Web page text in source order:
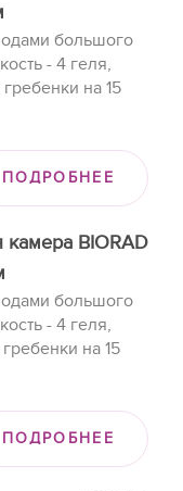
большого
- 4 геля,
на 15
ПОДРОБНЕЕ
камера BIORAD
большого
- 4 геля,
на 15
ПОДРОБНЕЕ